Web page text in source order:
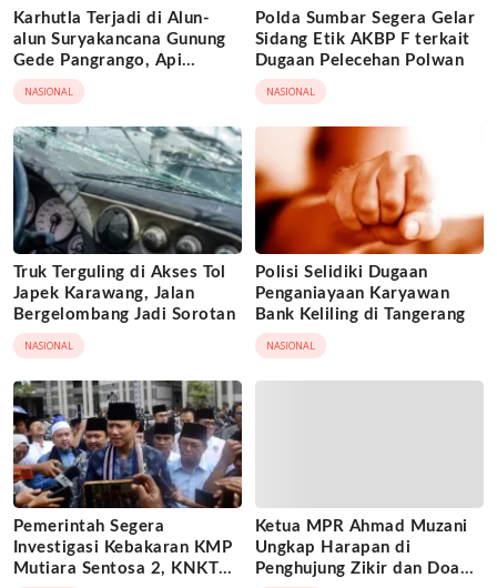
Karhutla Terjadi di Alun-
alun Suryakancana Gunung
Gede Pangrango, Api
Berhasil Dipadamka
NASIONAL
Polda Sumbar Segera Gelar
Sidang Etik AKBP F terkait
Dugaan Pelecehan Polwan
NASIONAL
Truk Terguling di Akses Tol
Japek Karawang, Jalan
Bergelombang Jadi Sorotan
NASIONAL
Polisi Selidiki Dugaan
Penganiayaan Karyawan
Bank Keliling di Tangerang
NASIONAL
Pemerintah Segera
Investigasi Kebakaran KMP
Mutiara Sentosa 2, KNKT
Ketua MPR Ahmad Muzani
Ungkap Harapan di
Penghujung Zikir dan Doa